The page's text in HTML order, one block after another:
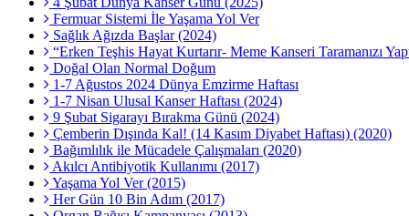
Fermuar Sistemi İle Yaşama Yol Ver
Sağlık Ağızda Başlar (2024)
“Erken Teşhis Hayat Kurtarır- Meme Kanseri Taramanızı
Doğal Olan Normal Doğum
1-7 Ağustos 2024 Dünya Emzirme Haftası
1-7 Nisan Ulusal Kanser Haftası (2024)
9 Şubat Sigarayı Bırakma Günü (2024)
Çemberin Dışında Kal! (14 Kasım Diyabet Haftası) (2020)
Bağımlılık ile Mücadele Çalışmaları (2020)
Akılcı Antibiyotik Kullanımı (2017)
Yaşama Yol Ver (2015)
Her Gün 10 Bin Adım (2017)